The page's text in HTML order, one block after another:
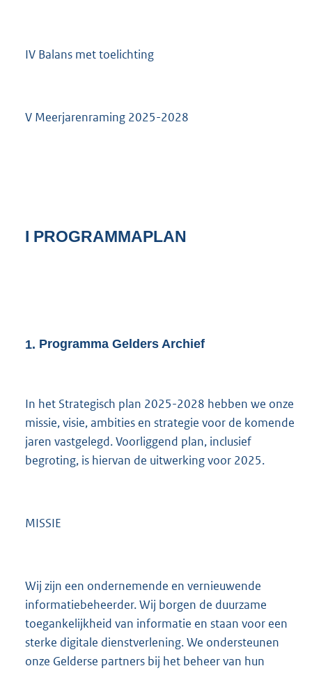
IV Balans met toelichting
V Meerjarenraming 2025-2028
I PROGRAMMAPLAN
1. Programma Gelders Archief
In het Strategisch plan 2025-2028 hebben we onze
missie, visie, ambities en strategie voor de komende
jaren vastgelegd. Voorliggend plan, inclusief
begroting, is hiervan de uitwerking voor 2025.
MISSIE
Wij zijn een ondernemende en vernieuwende
informatiebeheerder. Wij borgen de duurzame
toegankelijkheid van informatie en staan voor een
sterke digitale dienstverlening. We ondersteunen
onze Gelderse partners bij het beheer van hun